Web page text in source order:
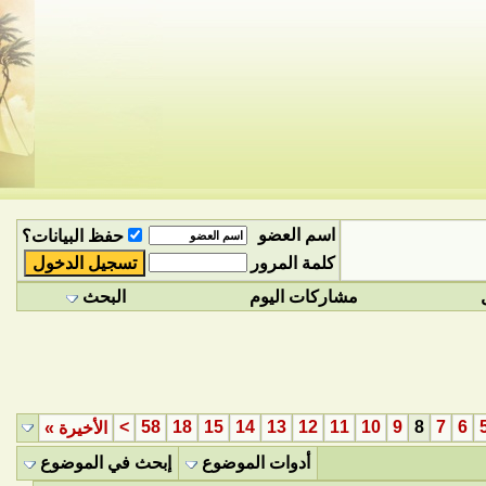
اسم العضو
حفظ البيانات؟
كلمة المرور
مشاركات اليوم البحث
6
7
8
9
10
11
12
13
14
15
18
58
> الأخيرة »
أدوات الموضوع
إبحث في الموضوع